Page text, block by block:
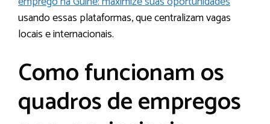
usando essas plataformas, que centralizam vagas
locais e internacionais.
Como funcionam os
quadros de empregos